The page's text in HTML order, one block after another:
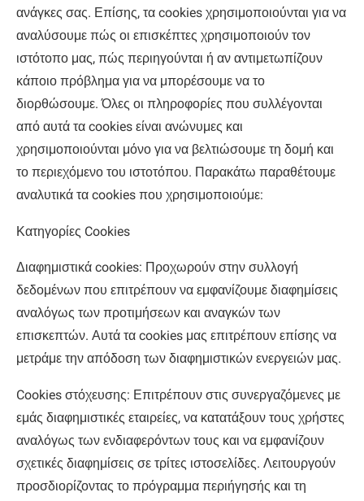
ανάγκες σας. Επίσης, τα cookies χρησιμοποιούνται για να
αναλύσουμε πώς οι επισκέπτες χρησιμοποιούν τον
ιστότοπο μας, πώς περιηγούνται ή αν αντιμετωπίζουν
κάποιο πρόβλημα για να μπορέσουμε να το
διορθώσουμε. Όλες οι πληροφορίες που συλλέγονται
από αυτά τα cookies είναι ανώνυμες και
χρησιμοποιούνται μόνο για να βελτιώσουμε τη δομή και
το περιεχόμενο του ιστοτόπου. Παρακάτω παραθέτουμε
αναλυτικά τα cookies που χρησιμοποιούμε:
Κατηγορίες Cookies
Διαφημιστικά cookies: Προχωρούν στην συλλογή
δεδομένων που επιτρέπουν να εμφανίζουμε διαφημίσεις
αναλόγως των προτιμήσεων και αναγκών των
επισκεπτών. Αυτά τα cookies μας επιτρέπουν επίσης να
μετράμε την απόδοση των διαφημιστικών ενεργειών μας.
Cookies στόχευσης: Επιτρέπουν στις συνεργαζόμενες με
εμάς διαφημιστικές εταιρείες, να κατατάξουν τους χρήστες
αναλόγως των ενδιαφερόντων τους και να εμφανίζουν
σχετικές διαφημίσεις σε τρίτες ιστοσελίδες. Λειτουργούν
προσδιορίζοντας το πρόγραμμα περιήγησής και τη